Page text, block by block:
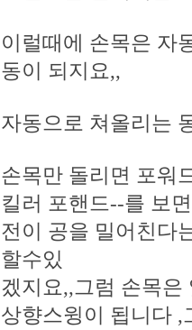
이럴때에 손목은 자
동이 되지요,,
자동으로 쳐올리는
손목만 돌리면 포워
킬러 포핸드--를 보
전이 공을 밀어친다
할수있
겠지요,,그럼 손목
상향스윙이 됩니다